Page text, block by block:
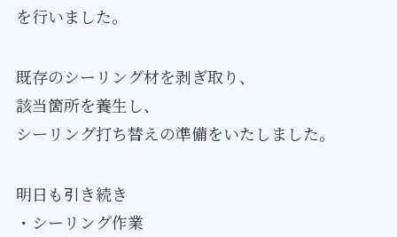
を行いました。
既存のシーリング材を剥ぎ取り、
該当箇所を養生し、
シーリング打ち替えの準備をいたしました。
明日も引き続き
・シーリング作業